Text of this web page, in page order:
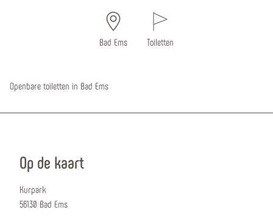
Bad Ems Toiletten
Openbare toiletten in Bad Ems
Op de kaart
Kurpark
56130 Bad Ems